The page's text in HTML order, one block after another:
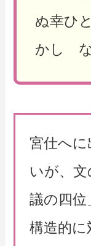
ぬ幸ひ
かし
宮仕へ
いが、
議の四位
構造的に